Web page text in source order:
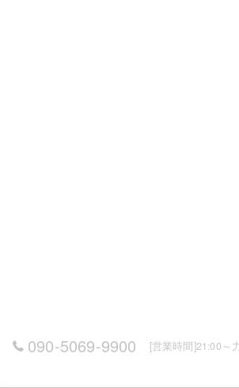
090-5069-9900 [営業時間]21:00～